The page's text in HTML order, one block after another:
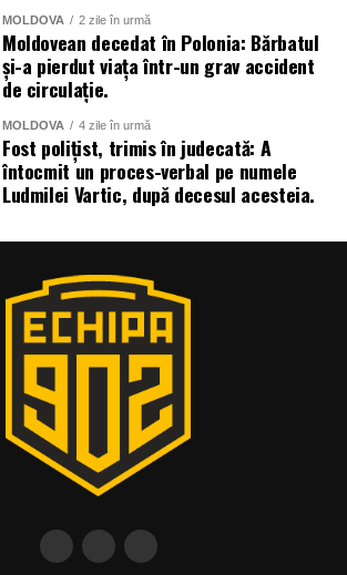
MOLDOVA 2 zile în urmă
Moldovean decedat în Polonia: Bărbatul
și-a pierdut viața într-un grav accident
de circulație.
MOLDOVA 4 zile în urmă
Fost polițist, trimis în judecată: A
întocmit un proces-verbal pe numele
Ludmilei Vartic, după decesul acesteia.